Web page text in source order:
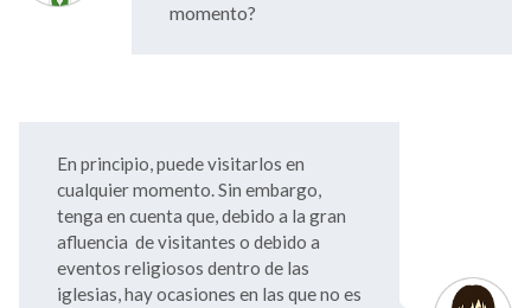
momento?
En principio, puede visitarlos en
cualquier momento. Sin embargo,
tenga en cuenta que, debido a la gran
afluencia de visitantes o debido a
eventos religiosos dentro de las
iglesias, hay ocasiones en las que no es